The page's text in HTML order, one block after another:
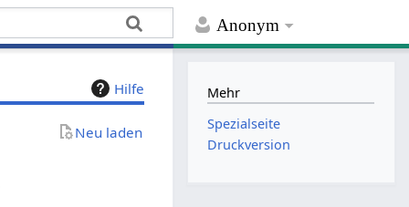
Anonym
Hilfe
Neu laden
Mehr
Spezialseite
Druckversion